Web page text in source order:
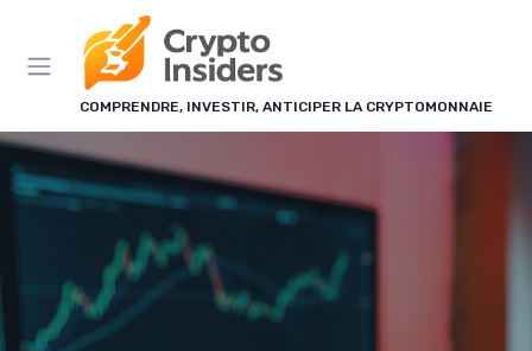
COMPRENDRE, INVESTIR, ANTICIPER LA CRYPTOMONNAIE
Panneau de gestion des cookies